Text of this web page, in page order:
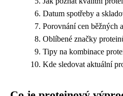
Datum spotřeby a
Porovnání cen běžných
Oblíbené značky
Tipy na kombinace
Kde sledovat aktuální